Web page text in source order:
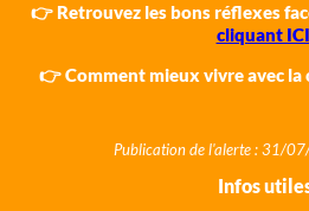
👉 Retrouvez les bons réflexes
cliquant ICI
👉 Comment mieux vivre avec la
Publication de l'alerte : 31/
Infos